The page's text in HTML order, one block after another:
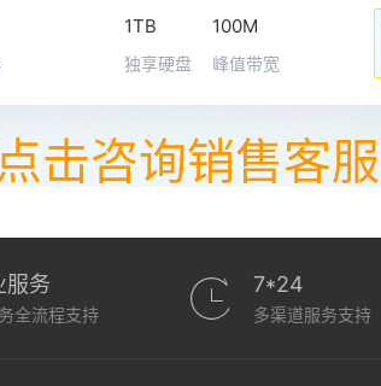
1TB
独享硬盘
100M
峰值带宽
击咨询销售客服
服务
全流程支持
7*24
多渠道服务支持